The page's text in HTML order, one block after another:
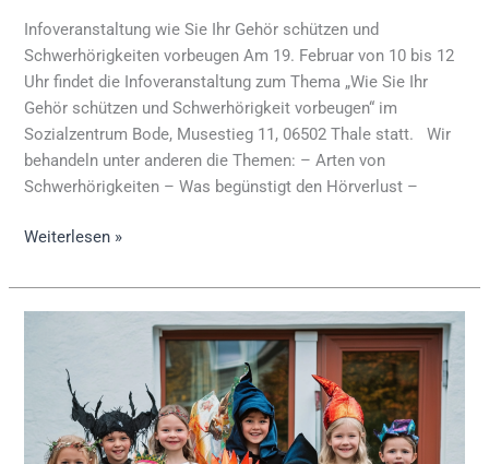
Infoveranstaltung wie Sie Ihr Gehör schützen und
Schwerhörigkeiten vorbeugen Am 19. Februar von 10 bis 12
Uhr findet die Infoveranstaltung zum Thema „Wie Sie Ihr
Gehör schützen und Schwerhörigkeit vorbeugen“ im
Sozialzentrum Bode, Musestieg 11, 06502 Thale statt. Wir
behandeln unter anderen die Themen: – Arten von
Schwerhörigkeiten – Was begünstigt den Hörverlust –
Weiterlesen »
Februar